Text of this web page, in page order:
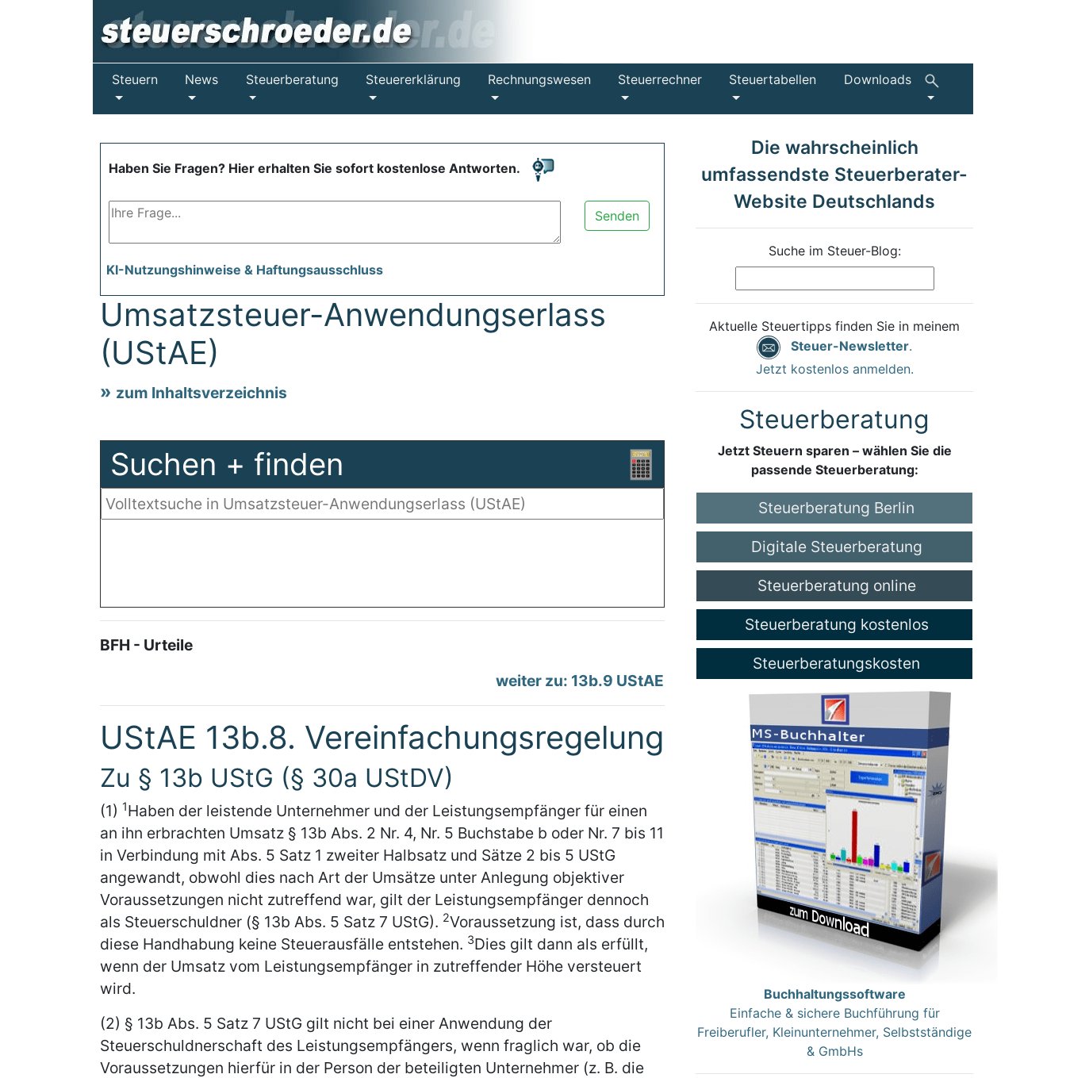
Steuern News Steuerberatung Steuererklärung Rechnungswesen Steuerrechner Steuertabellen Downloads
Haben Sie Fragen? Hier erhalten Sie sofort kostenlose Antworten.
Senden
KI-Nutzungshinweise & Haftungsausschluss
Umsatzsteuer-Anwendungserlass
(UStAE)
zum Inhaltsverzeichnis
Suchen + finden
BFH - Urteile
weiter zu: 13b.9 UStAE
UStAE 13b.8. Vereinfachungsregelung
Zu § 13b UStG (§ 30a UStDV)
(1) 1Haben der leistende Unternehmer und der Leistungsempfänger für einen
an ihn erbrachten Umsatz § 13b Abs. 2 Nr. 4, Nr. 5 Buchstabe b oder Nr. 7 bis 11
in Verbindung mit Abs. 5 Satz 1 zweiter Halbsatz und Sätze 2 bis 5 UStG
angewandt, obwohl dies nach Art der Umsätze unter Anlegung objektiver
Voraussetzungen nicht zutreffend war, gilt der Leistungsempfänger dennoch
als Steuerschuldner (§ 13b Abs. 5 Satz 7 UStG). 2Voraussetzung ist, dass durch
diese Handhabung keine Steuerausfälle entstehen. 3Dies gilt dann als erfüllt,
wenn der Umsatz vom Leistungsempfänger in zutreffender Höhe versteuert
wird.
(2) § 13b Abs. 5 Satz 7 UStG gilt nicht bei einer Anwendung der
Steuerschuldnerschaft des Leistungsempfängers, wenn fraglich war, ob die
Voraussetzungen hierfür in der Person der beteiligten Unternehmer (z. B. die
Die wahrscheinlich
umfassendste Steuerberater-
Website Deutschlands
Suche im Steuer-Blog:
Aktuelle Steuertipps finden Sie in meinem
Steuer-Newsletter.
Jetzt kostenlos anmelden.
Steuerberatung
Jetzt Steuern sparen – wählen Sie die
passende Steuerberatung:
Steuerberatung Berlin
Digitale Steuerberatung
Steuerberatung online
Steuerberatung kostenlos
Steuerberatungskosten
Buchhaltungssoftware
Einfache & sichere Buchführung für
Freiberufler, Kleinunternehmer, Selbstständige
& GmbHs